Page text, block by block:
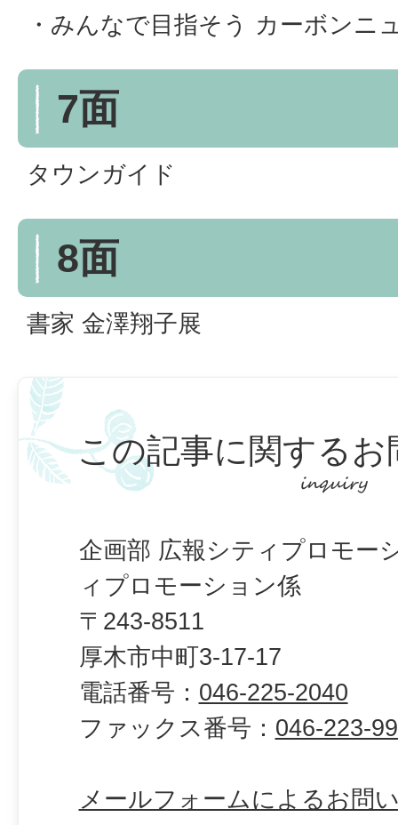
・みんなで目指そう カーボンニ
7面
タウンガイド
8面
書家 金澤翔子展
この記事に関するお
企画部 広報シティプロモー
ィプロモーション係
〒243-8511
厚木市中町3-17-17
電話番号： 046-225-2040
ファックス番号： 046-223-
メールフォームによるお問